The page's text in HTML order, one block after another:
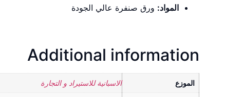
المواد: ورق صنفرة عالي الجودة
Additional information
الموزع الاسبانية للاستيراد و التجارة